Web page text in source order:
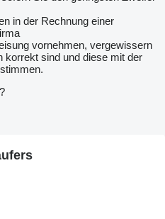
in der Rechnung einer
vornehmen, vergewissern
korrekt sind und diese mit der